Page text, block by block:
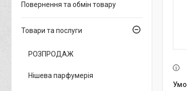
Повернення та обмін товару
Товари та послуги
РОЗПРОДАЖ
Нішева парфумерія